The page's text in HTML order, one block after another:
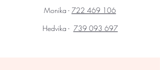
Monika - 722 469 106
Hedvika - 739 093 697